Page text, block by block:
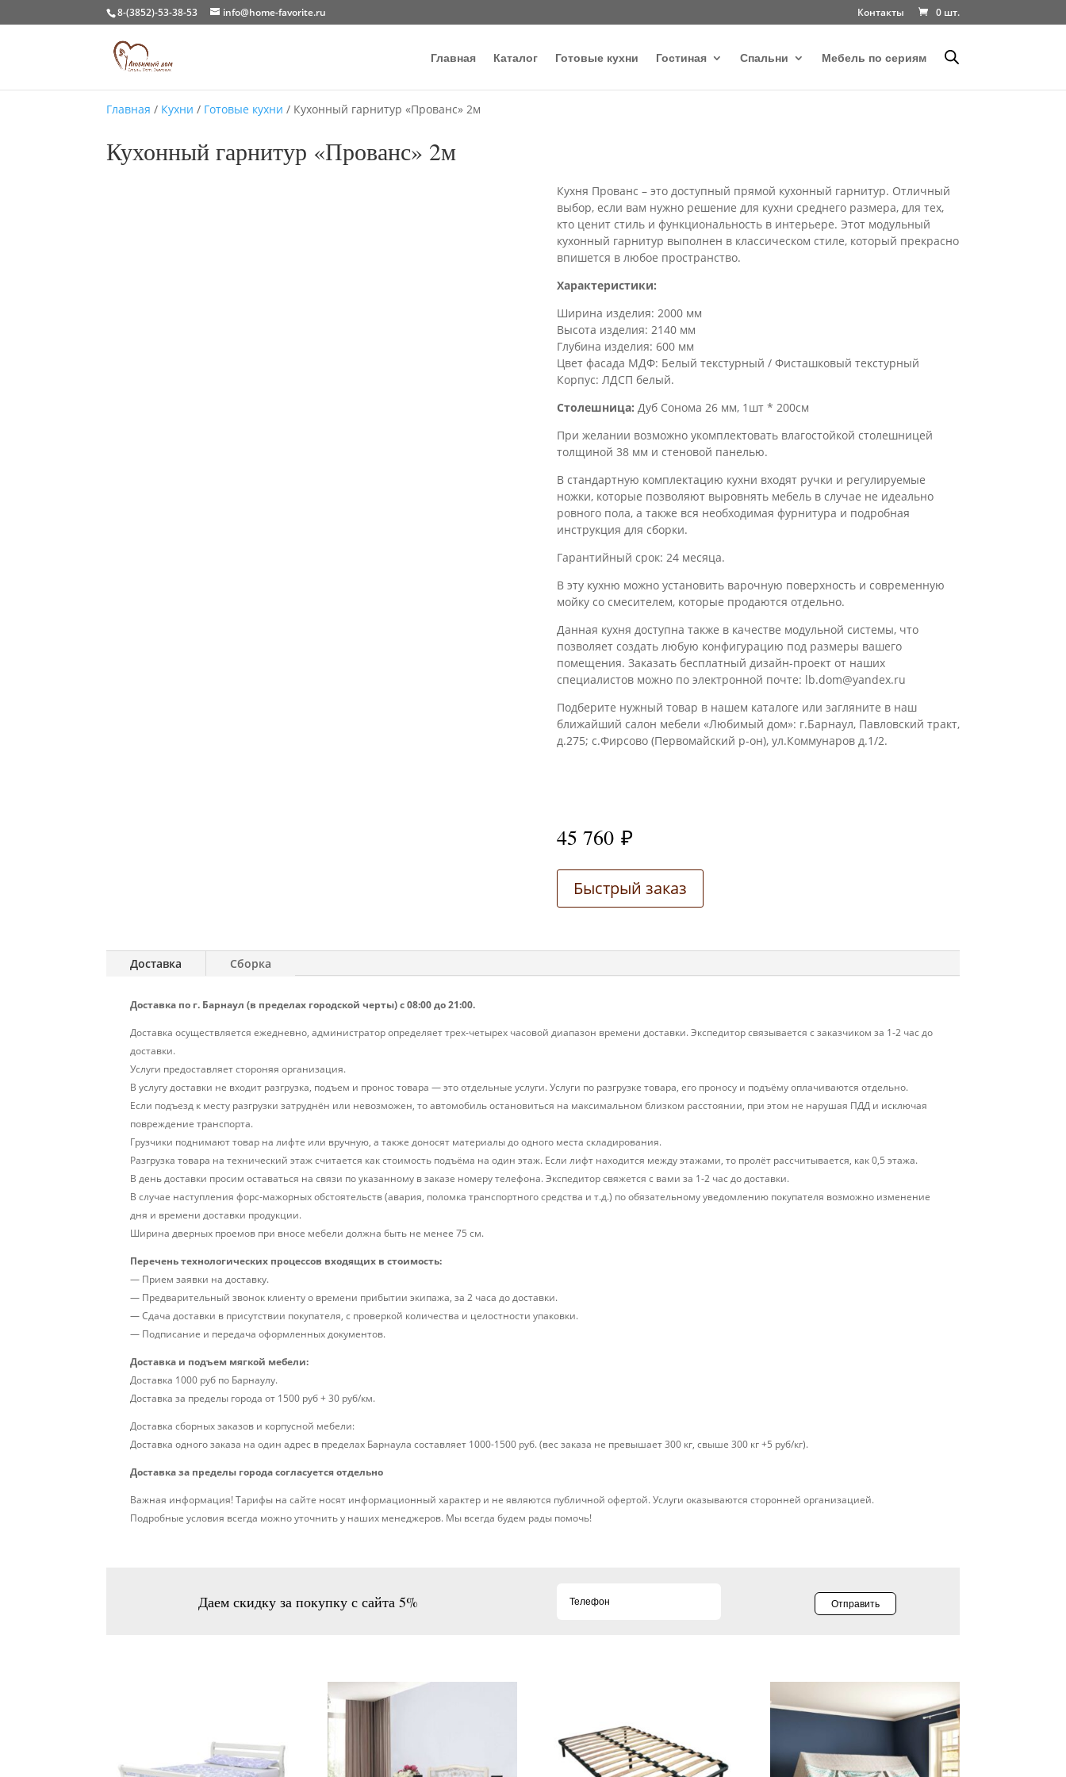
8-(3852)-53-38-53 info@home-favorite.ru Контакты 0 шт.
Главная Каталог Готовые кухни Гостиная Спальни Мебель по сериям
Главная / Кухни / Готовые кухни / Кухонный гарнитур «Прованс» 2м
Кухонный гарнитур «Прованс» 2м
Кухня Прованс – это доступный прямой кухонный гарнитур. Отличный
выбор, если вам нужно решение для кухни среднего размера, для тех,
кто ценит стиль и функциональность в интерьере. Этот модульный
кухонный гарнитур выполнен в классическом стиле, который прекрасно
впишется в любое пространство.
Характеристики:
Ширина изделия: 2000 мм
Высота изделия: 2140 мм
Глубина изделия: 600 мм
Цвет фасада МДФ: Белый текстурный / Фисташковый текстурный
Корпус: ЛДСП белый.
Столешница: Дуб Сонома 26 мм, 1шт * 200см
При желании возможно укомплектовать влагостойкой столешницей
толщиной 38 мм и стеновой панелью.
В стандартную комплектацию кухни входят ручки и регулируемые
ножки, которые позволяют выровнять мебель в случае не идеально
ровного пола, а также вся необходимая фурнитура и подробная
инструкция для сборки.
Гарантийный срок: 24 месяца.
В эту кухню можно установить варочную поверхность и современную
мойку со смесителем, которые продаются отдельно.
Данная кухня доступна также в качестве модульной системы, что
позволяет создать любую конфигурацию под размеры вашего
помещения. Заказать бесплатный дизайн-проект от наших
специалистов можно по электронной почте: lb.dom@yandex.ru
Подберите нужный товар в нашем каталоге или загляните в наш
ближайший салон мебели «Любимый дом»: г.Барнаул, Павловский тракт,
д.275; с.Фирсово (Первомайский р-он), ул.Коммунаров д.1/2.
45 760 ₽
Быстрый заказ
Доставка Сборка
Доставка по г. Барнаул (в пределах городской черты) с 08:00 до 21:00.
Доставка осуществляется ежедневно, администратор определяет трех-четырех часовой диапазон времени доставки. Экспедитор связывается с заказчиком за 1-2 час до
доставки.
Услуги предоставляет стороняя организация.
В услугу доставки не входит разгрузка, подъем и пронос товара — это отдельные услуги. Услуги по разгрузке товара, его проносу и подъёму оплачиваются отдельно.
Если подъезд к месту разгрузки затруднён или невозможен, то автомобиль остановиться на максимальном близком расстоянии, при этом не нарушая ПДД и исключая
повреждение транспорта.
Грузчики поднимают товар на лифте или вручную, а также доносят материалы до одного места складирования.
Разгрузка товара на технический этаж считается как стоимость подъёма на один этаж. Если лифт находится между этажами, то пролёт рассчитывается, как 0,5 этажа.
В день доставки просим оставаться на связи по указанному в заказе номеру телефона. Экспедитор свяжется с вами за 1-2 час до доставки.
В случае наступления форс-мажорных обстоятельств (авария, поломка транспортного средства и т.д.) по обязательному уведомлению покупателя возможно изменение
дня и времени доставки продукции.
Ширина дверных проемов при вносе мебели должна быть не менее 75 см.
Перечень технологических процессов входящих в стоимость:
— Прием заявки на доставку.
— Предварительный звонок клиенту о времени прибытии экипажа, за 2 часа до доставки.
— Сдача доставки в присутствии покупателя, с проверкой количества и целостности упаковки.
— Подписание и передача оформленных документов.
Доставка и подъем мягкой мебели:
Доставка 1000 руб по Барнаулу.
Доставка за пределы города от 1500 руб + 30 руб/км.
Доставка сборных заказов и корпусной мебели:
Доставка одного заказа на один адрес в пределах Барнаула составляет 1000-1500 руб. (вес заказа не превышает 300 кг, свыше 300 кг +5 руб/кг).
Доставка за пределы города согласуется отдельно
Важная информация! Тарифы на сайте носят информационный характер и не являются публичной офертой. Услуги оказываются сторонней организацией.
Подробные условия всегда можно уточнить у наших менеджеров. Мы всегда будем рады помочь!
Даем скидку за покупку с сайта 5% Отправить